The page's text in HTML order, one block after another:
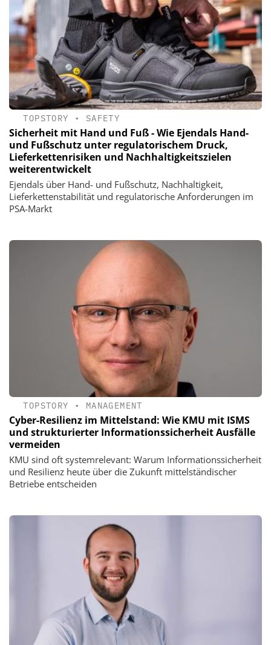
TOPSTORY • SAFETY
Sicherheit mit Hand und Fuß - Wie Ejendals Hand-
und Fußschutz unter regulatorischem Druck,
Lieferkettenrisiken und Nachhaltigkeitszielen
weiterentwickelt
Ejendals über Hand- und Fußschutz, Nachhaltigkeit,
Lieferkettenstabilität und regulatorische Anforderungen im
PSA-Markt
TOPSTORY • MANAGEMENT
Cyber-Resilienz im Mittelstand: Wie KMU mit ISMS
und strukturierter Informationssicherheit Ausfälle
vermeiden
KMU sind oft systemrelevant: Warum Informationssicherheit
und Resilienz heute über die Zukunft mittelständischer
Betriebe entscheiden